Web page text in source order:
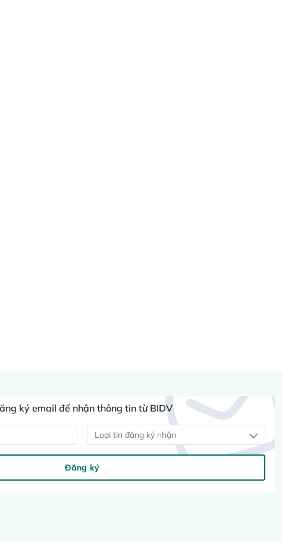
ký email để nhận thông tin từ BIDV
Loại tin đăng ký nhận
Đăng ký